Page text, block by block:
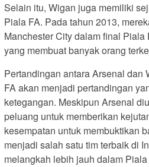
Selain itu, Wigan juga memiliki
Piala FA. Pada tahun 2013,
Manchester City dalam final
yang membuat banyak orang
Pertandingan antara Arsenal dan
FA akan menjadi pertandingan
ketegangan. Meskipun Arsenal
peluang untuk memberikan
kesempatan untuk membuktikan
menjadi salah satu tim terbaik di
melangkah lebih jauh dalam Piala